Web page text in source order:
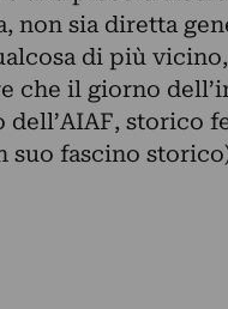
non sia diretta
di più
che il giorno
storico
suo fascino